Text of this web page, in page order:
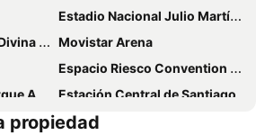
Estadio Nacional Julio Martínez Prádanos
Movistar Arena
Espacio Riesco Convention Center
Estación Central de Santiago
Parque Bustamante
propiedad